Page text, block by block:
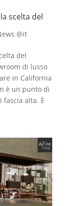
scelta del
@it
del
di lusso
in California
è un punto di
alta. È